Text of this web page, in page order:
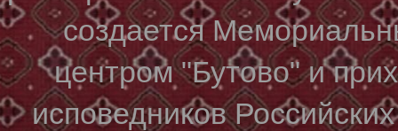
создается
центром "Бутово" и
исповедников